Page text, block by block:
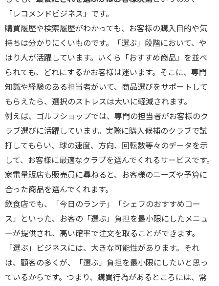
「レコメンドビジネス」です。
購買履歴や検索履歴がわかっても、お客様の購入目的や気
持ちは分かりにくいものです。「選ぶ」段階において、や
はり人が活躍しています。いくら「おすすめ商品」を並べ
られても、どれにするかお客様は迷います。そこに、専門
知識や経験のある担当者がいて、商品選びをサポートして
もらえたら、選択のストレスは大いに軽減されます。
例えば、ゴルフショップでは、専門の担当者がお客様のク
ラブ選びに活躍しています。実際に購入候補のクラブで試
打してもらい、球の速度、方向、回転数等々のデータを示
して、お客様に最適なクラブを選んでくれるサービスです。
家電量販店も販売員に尋ねると、お客様のニーズや予算に
合った商品を選んでくれます。
飲食店でも、「今日のランチ」「シェフのおすすめコー
ス」といった、お客の「選ぶ」負担を最小限にしたメニュ
ーが提供され、高い確率で注文を取ることができます。
「選ぶ」ビジネスには、大きな可能性があります。それ
は、顧客の多くが、「選ぶ」負担を最小限にしたいと思っ
ているからです。つまり、購買行為があるところには、常